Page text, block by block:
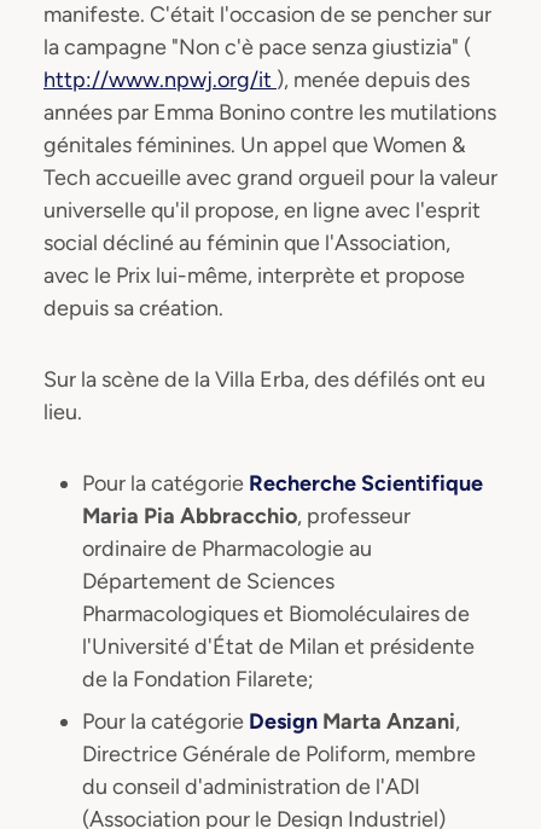
manifeste. C'était l'occasion de se pencher sur
la campagne "Non c'è pace senza giustizia" (
http://www.npwj.org/it ), menée depuis des
années par Emma Bonino contre les mutilations
génitales féminines. Un appel que Women &
Tech accueille avec grand orgueil pour la valeur
universelle qu'il propose, en ligne avec l'esprit
social décliné au féminin que l'Association,
avec le Prix lui-même, interprète et propose
depuis sa création.
Sur la scène de la Villa Erba, des défilés ont eu
lieu.
Pour la catégorie Recherche Scientifique
Maria Pia Abbracchio, professeur
ordinaire de Pharmacologie au
Département de Sciences
Pharmacologiques et Biomoléculaires de
l'Université d'État de Milan et présidente
de la Fondation Filarete;
Pour la catégorie Design Marta Anzani,
Directrice Générale de Poliform, membre
du conseil d'administration de l'ADI
(Association pour le Design Industriel)